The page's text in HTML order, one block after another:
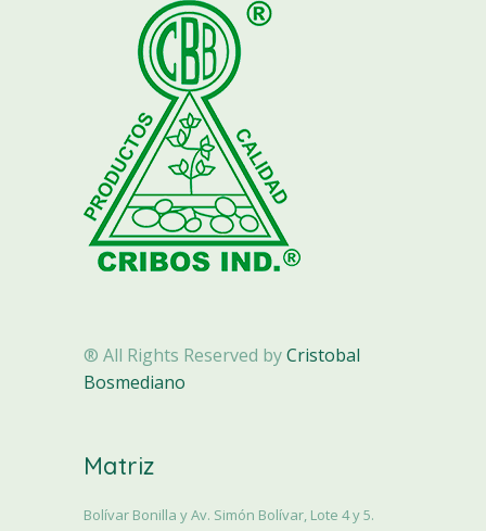
® All Rights Reserved byCristobal
Bosmediano
Matriz
Bolívar Bonilla y Av. Simón Bolívar, Lote 4 y 5.